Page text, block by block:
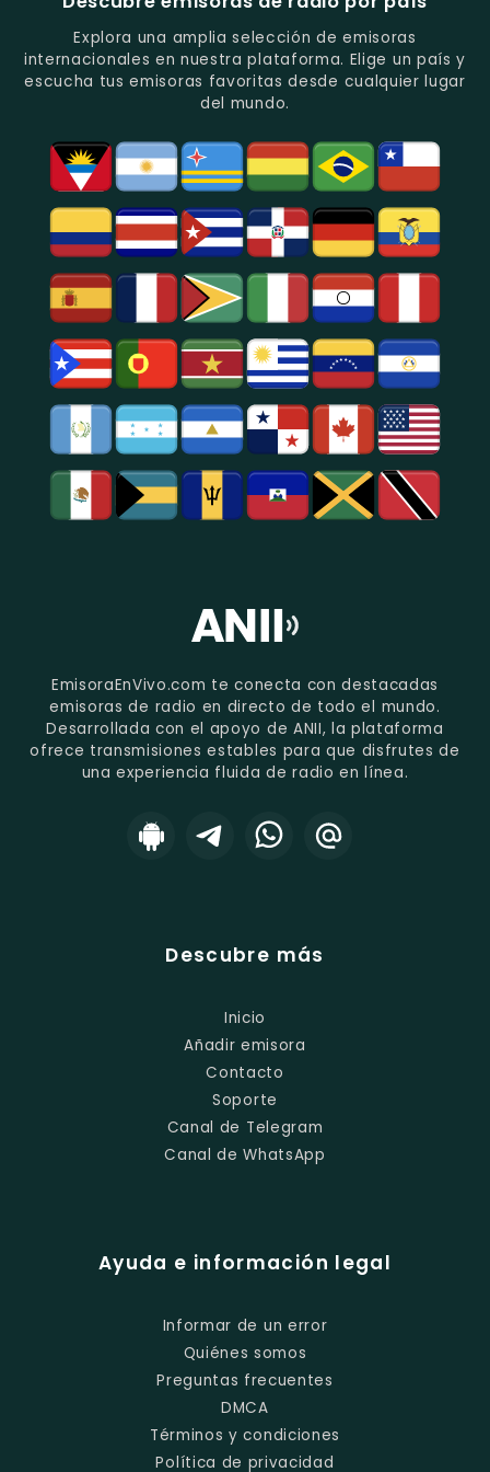
Del
Recuerdo
En
Quito.
De
Los
Deportes
En
Guayaquil.
Y
Folclore
En
Azogues.
Explora una amplia selección de emisoras
internacionales en nuestra plataforma. Elige un país y
escucha tus emisoras favoritas desde cualquier lugar
del mundo.
EmisoraEnVivo.com te conecta con destacadas
emisoras de radio en directo de todo el mundo.
Desarrollada con el apoyo de ANII, la plataforma
ofrece transmisiones estables para que disfrutes de
una experiencia fluida de radio en línea.
Descubre más
Inicio
Añadir emisora
Contacto
Soporte
Canal de Telegram
Canal de WhatsApp
Ayuda e información legal
Informar de un error
Quiénes somos
Preguntas frecuentes
DMCA
Términos y condiciones
Política de privacidad